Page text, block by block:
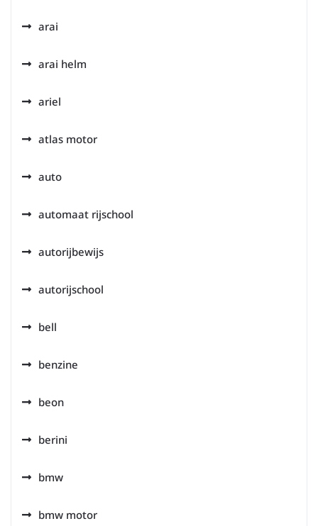
arai
arai helm
ariel
atlas motor
auto
automaat rijschool
autorijbewijs
autorijschool
bell
benzine
beon
berini
bmw
bmw motor